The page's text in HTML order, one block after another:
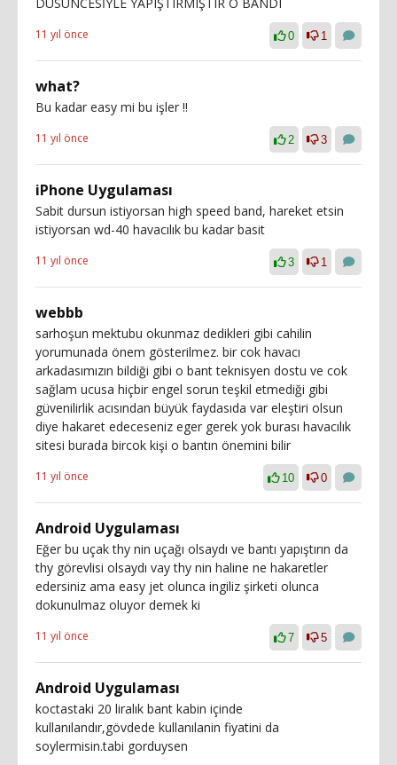
11 yıl önce 0 1
what?
Bu kadar easy mi bu işler !!
11 yıl önce 2 3
iPhone Uygulaması
Sabit dursun istiyorsan high speed band, hareket etsin
istiyorsan wd-40 havacılık bu kadar basit
11 yıl önce 3 1
webbb
sarhoşun mektubu okunmaz dedikleri gibi cahilin
yorumunada önem gösterilmez. bir cok havacı
arkadasımızın bildiği gibi o bant teknisyen dostu ve cok
sağlam ucusa hiçbir engel sorun teşkil etmediği gibi
güvenilirlik acısından büyük faydasıda var eleştiri olsun
diye hakaret edeceseniz eger gerek yok burası havacılık
sitesi burada bircok kişi o bantın önemini bilir
11 yıl önce 10 0
Android Uygulaması
Eğer bu uçak thy nin uçağı olsaydı ve bantı yapıştırın da
thy görevlisi olsaydı vay thy nin haline ne hakaretler
edersiniz ama easy jet olunca ingiliz şirketi olunca
dokunulmaz oluyor demek ki
11 yıl önce 7 5
Android Uygulaması
koctastaki 20 liralık bant kabin içinde
kullanılandır,gövdede kullanılanin fiyatini da
soylermisin.tabi gorduysen